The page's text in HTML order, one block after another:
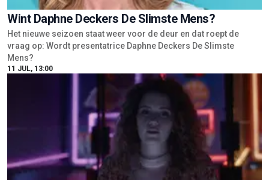
Wint Daphne Deckers De Slimste Mens?
Het nieuwe seizoen staat weer voor de deur en dat roept de
vraag op: Wordt presentatrice Daphne Deckers De Slimste
Mens?
11 JUL, 13:00